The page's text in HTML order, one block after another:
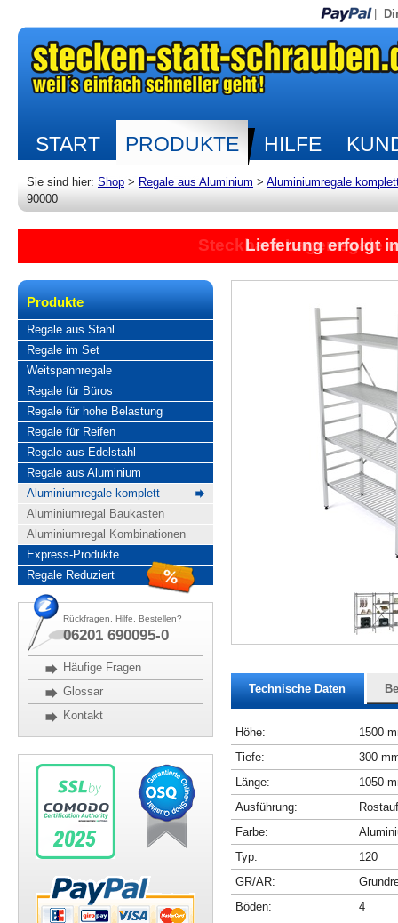
START PRODUKTE HILFE
Sie sind hier: Shop > Regale aus Aluminium > Aluminiumregale
90000
Lieferung erfolgt
Produkte
Regale aus Stahl
Regale im Set
Weitspannregale
Regale für Büros
Regale für hohe Belastung
Regale für Reifen
Regale aus Edelstahl
Regale aus Aluminium
Aluminiumregale komplett
Aluminiumregal Baukasten
Aluminiumregal Kombinationen
Express-Produkte
Regale Reduziert
Rückfragen, Hilfe, Bestellen?
06201 690095-0
Häufige Fragen
Glossar
Kontakt
Technische Daten
Höhe:
1500
Tiefe:
300
Länge:
1050
Ausführung:
Farbe:
Typ:
120
GR/AR:
Böden:
4